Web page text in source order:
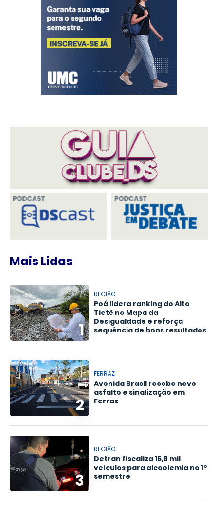
Mais Lidas
1
REGIÃO
Poá lidera ranking do Alto
Tietê no Mapa da
Desigualdade e reforça
sequência de bons resultados
2
FERRAZ
Avenida Brasil recebe novo
asfalto e sinalização em
Ferraz
3
REGIÃO
Detran fiscaliza 16,8 mil
veículos para alcoolemia no 1º
semestre